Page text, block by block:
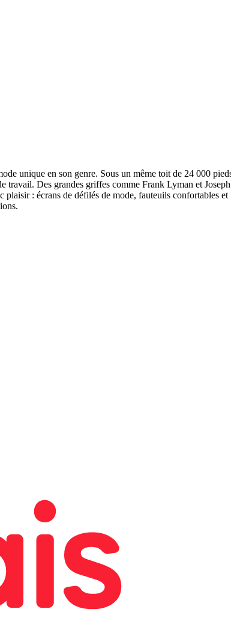
unique en son genre. Sous un même toit de 24 000
travail. Des grandes griffes comme Frank Lyman et
: écrans de défilés de mode, fauteuils confortables